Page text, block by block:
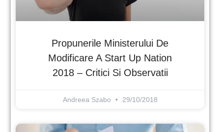
Propunerile Ministerului De
Modificare A Start Up Nation
2018 – Critici Si Observatii
Andreea Szabo 29/10/2018